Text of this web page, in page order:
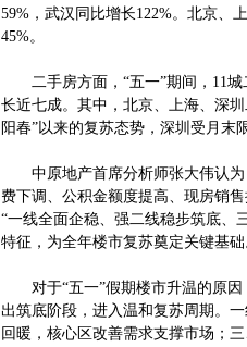
59%，武汉同比增长122%。北京、
45%。
二手房方面，“五一”期间，11城
长近七成。其中，北京、上海、深
阳春”以来的复苏态势，深圳受月
中原地产首席分析师张大伟认为
费下调、公积金额度提高、现房销
“一线全面企稳、强二线稳步筑底、
特征，为全年楼市复苏奠定关键基
对于“五一”假期楼市升温的原因
出筑底阶段，进入温和复苏周期。
回暖，核心区改善需求支撑市场；